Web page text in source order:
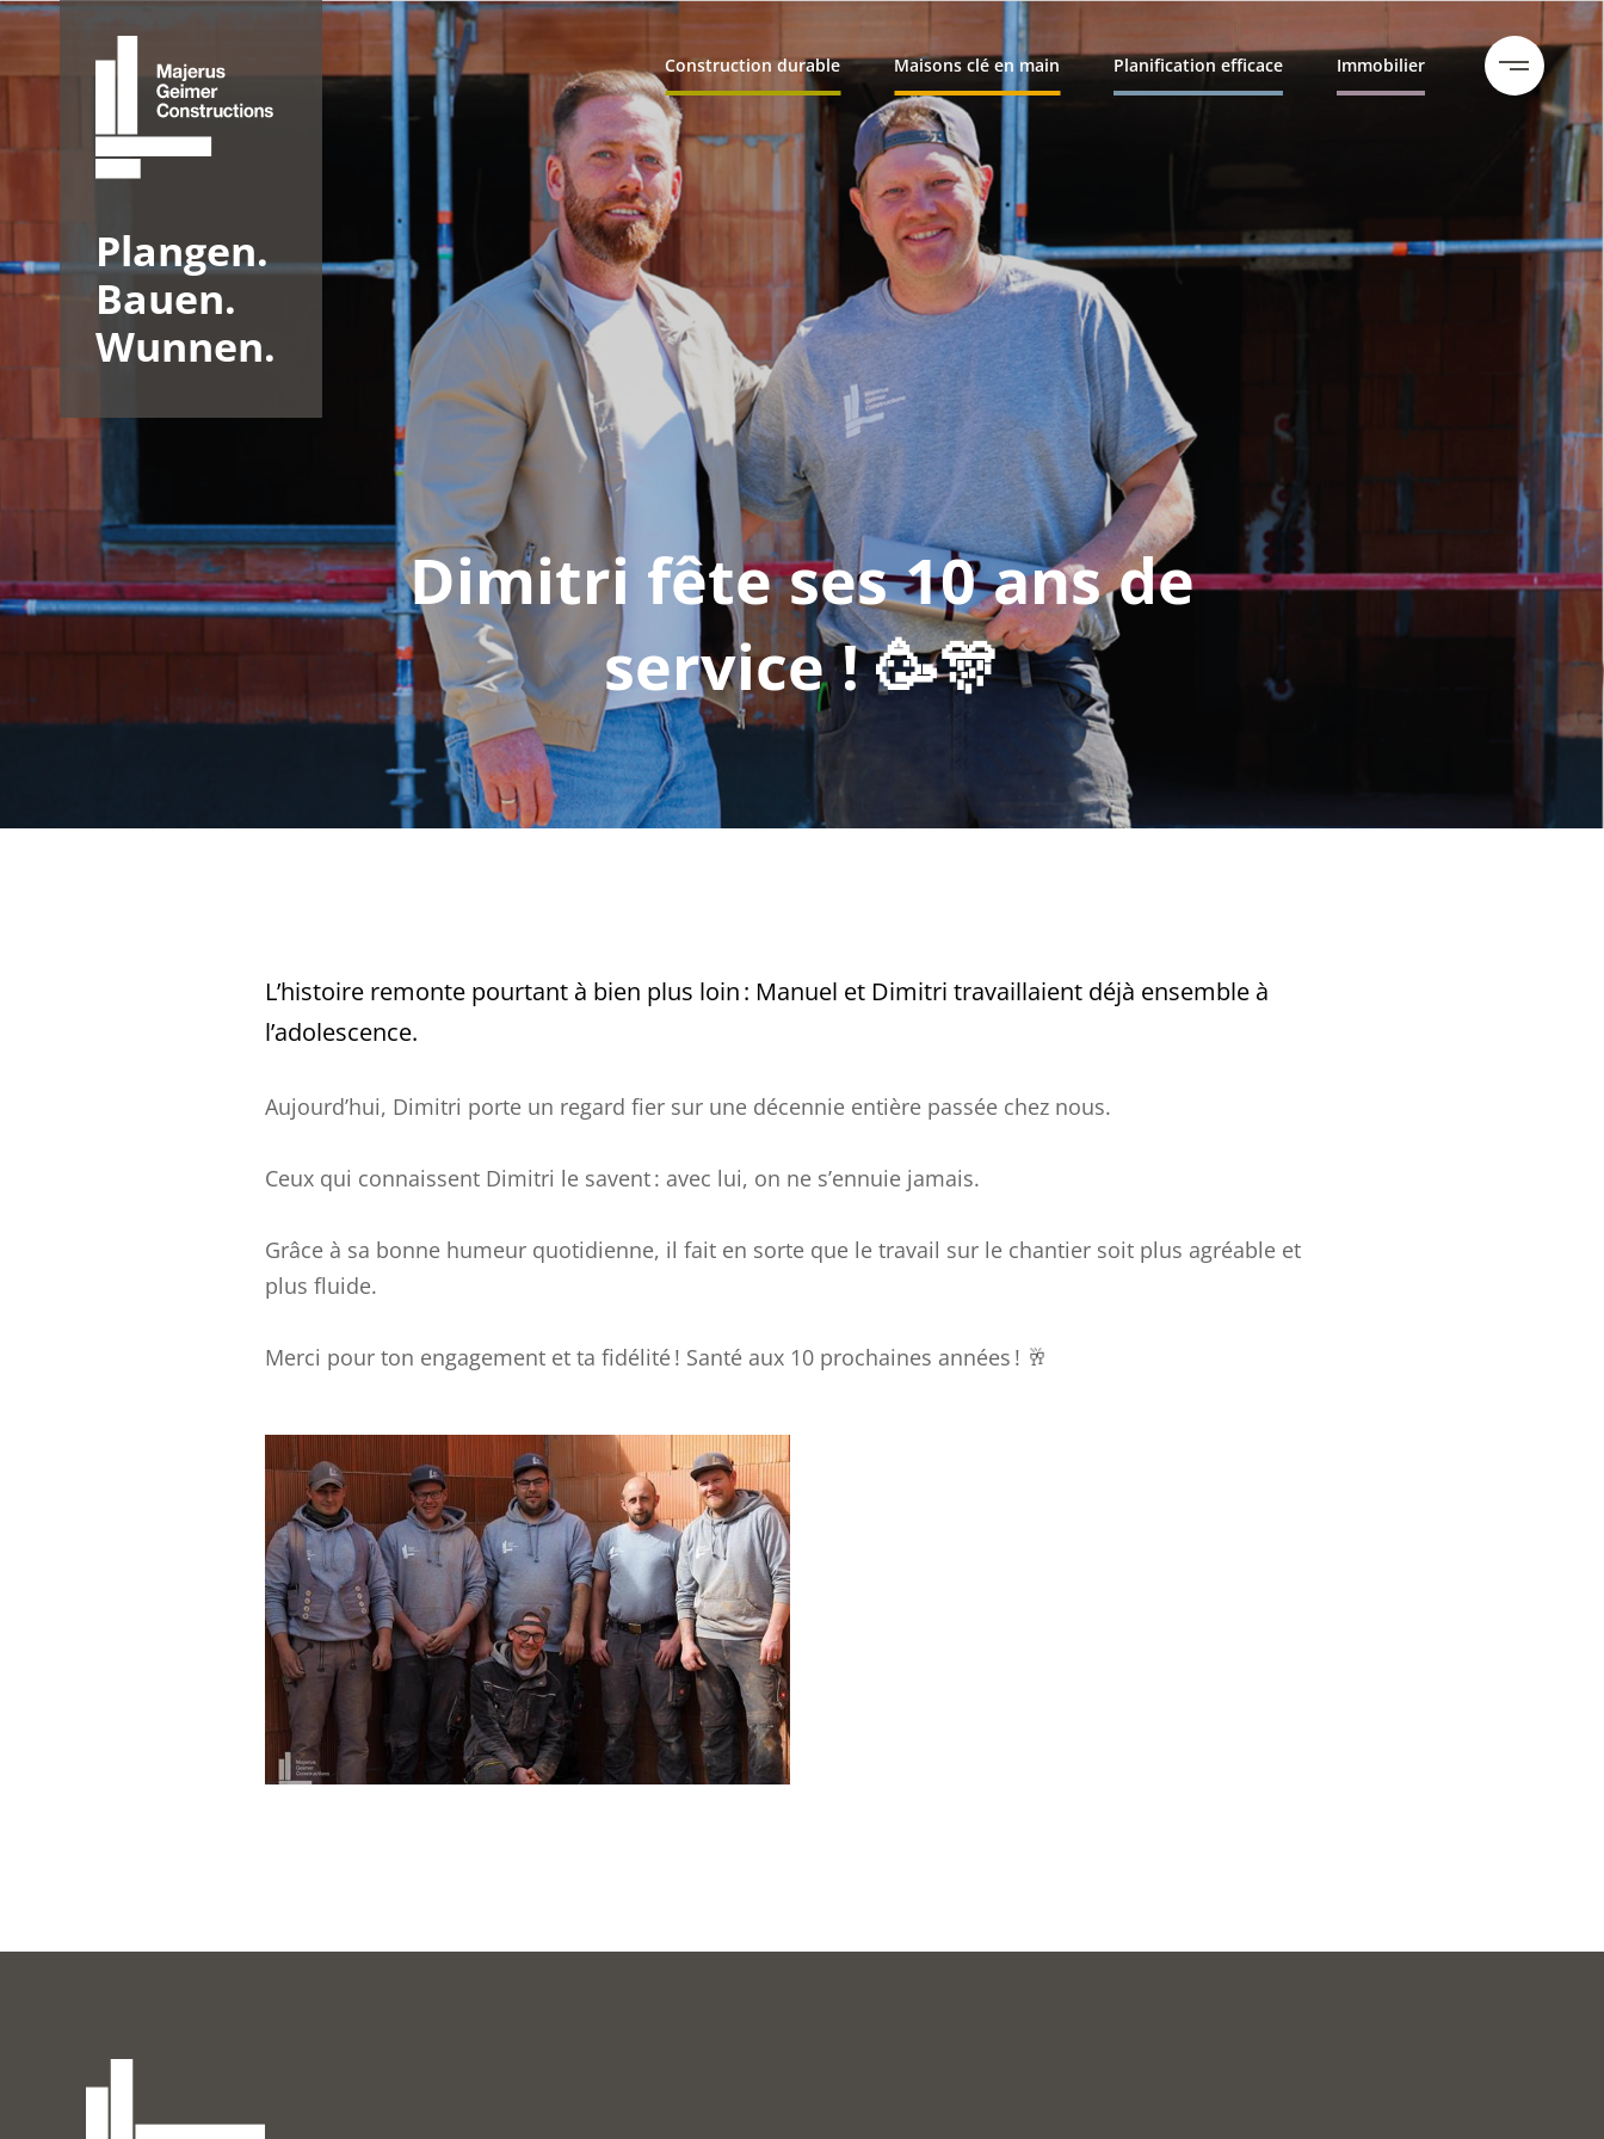
Plangen.
Bauen.
Wunnen.
Construction durable Maisons clé en main Planification efficace Immobilier
Dimitri fête ses 10 ans de
service ! 🥳🎊
L’histoire remonte pourtant à bien plus loin : Manuel et Dimitri travaillaient déjà ensemble à
l’adolescence.
Aujourd’hui, Dimitri porte un regard fier sur une décennie entière passée chez nous.
Ceux qui connaissent Dimitri le savent : avec lui, on ne s’ennuie jamais.
Grâce à sa bonne humeur quotidienne, il fait en sorte que le travail sur le chantier soit plus agréable et
plus fluide.
Merci pour ton engagement et ta fidélité ! Santé aux 10 prochaines années ! 🥂